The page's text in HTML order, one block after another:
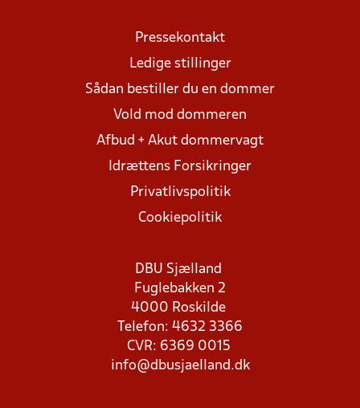
Pressekontakt
Ledige stillinger
Sådan bestiller du en dommer
Vold mod dommeren
Afbud + Akut dommervagt
Idrættens Forsikringer
Privatlivspolitik
Cookiepolitik
DBU Sjælland
Fuglebakken 2
4000 Roskilde
Telefon: 4632 3366
CVR: 6369 0015
info@dbusjaelland.dk